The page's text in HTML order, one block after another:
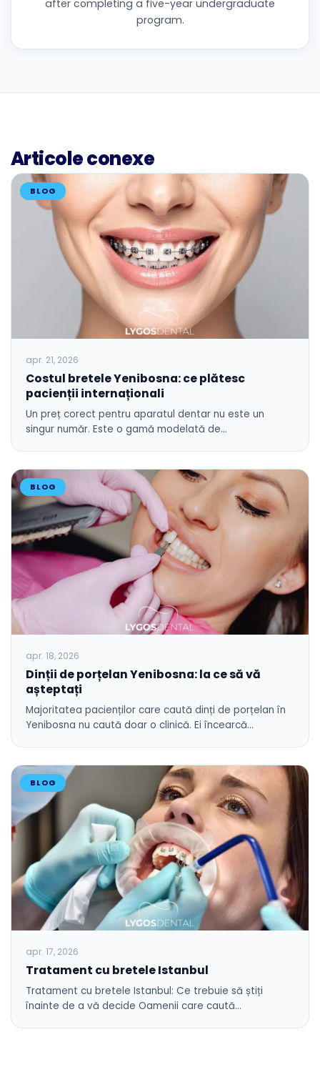
after completing a five-year undergraduate
program.
Articole conexe
BLOG
apr. 21, 2026
Costul bretele Yenibosna: ce plătesc
pacienții internaționali
Un preț corect pentru aparatul dentar nu este un
singur număr. Este o gamă modelată de…
BLOG
apr. 18, 2026
Dinții de porțelan Yenibosna: la ce să vă
așteptați
Majoritatea pacienților care caută dinți de porțelan în
Yenibosna nu caută doar o clinică. Ei încearcă…
BLOG
apr. 17, 2026
Tratament cu bretele Istanbul
Tratament cu bretele Istanbul: Ce trebuie să știți
înainte de a vă decide Oamenii care caută…